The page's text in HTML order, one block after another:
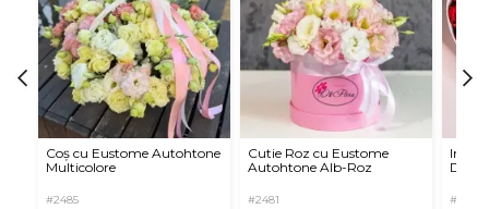
Coș cu Eustome Autohtone
Multicolore
#2485
Cutie Roz cu Eustome
Autohtone Alb-Roz
#2481
Inima
#2321